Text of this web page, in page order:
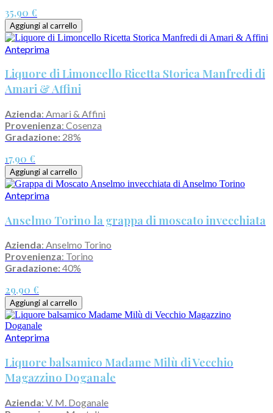
35,90 €
Aggiungi al carrello
Anteprima
Liquore di Limoncello Ricetta Storica Manfredi di
Amari & Affini
Azienda: Amari & Affini
Provenienza: Cosenza
Gradazione: 28%
17,90 €
Aggiungi al carrello
Anteprima
Anselmo Torino la grappa di moscato invecchiata
Azienda: Anselmo Torino
Provenienza: Torino
Gradazione:40%
29,90 €
Aggiungi al carrello
Anteprima
Liquore balsamico Madame Milù di Vecchio
Magazzino Doganale
Azienda: V. M. Doganale